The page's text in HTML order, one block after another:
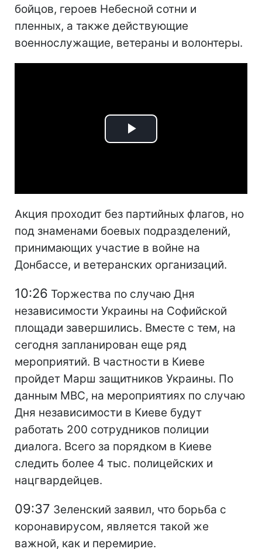
бойцов, героев Небесной сотни и
пленных, а также действующие
военнослужащие, ветераны и волонтеры.
Play
Акция проходит без партийных флагов, но
под знаменами боевых подразделений,
принимающих участие в войне на
Донбассе, и ветеранских организаций.
10:26 Торжества по случаю Дня
независимости Украины на Софийской
площади завершились. Вместе с тем, на
сегодня запланирован еще ряд
мероприятий. В частности в Киеве
пройдет Марш защитников Украины. По
данным МВС, на мероприятиях по случаю
Дня независимости в Киеве будут
работать 200 сотрудников полиции
диалога. Всего за порядком в Киеве
следить более 4 тыс. полицейских и
нацгвардейцев.
09:37 Зеленский заявил, что борьба с
коронавирусом, является такой же
важной, как и перемирие.